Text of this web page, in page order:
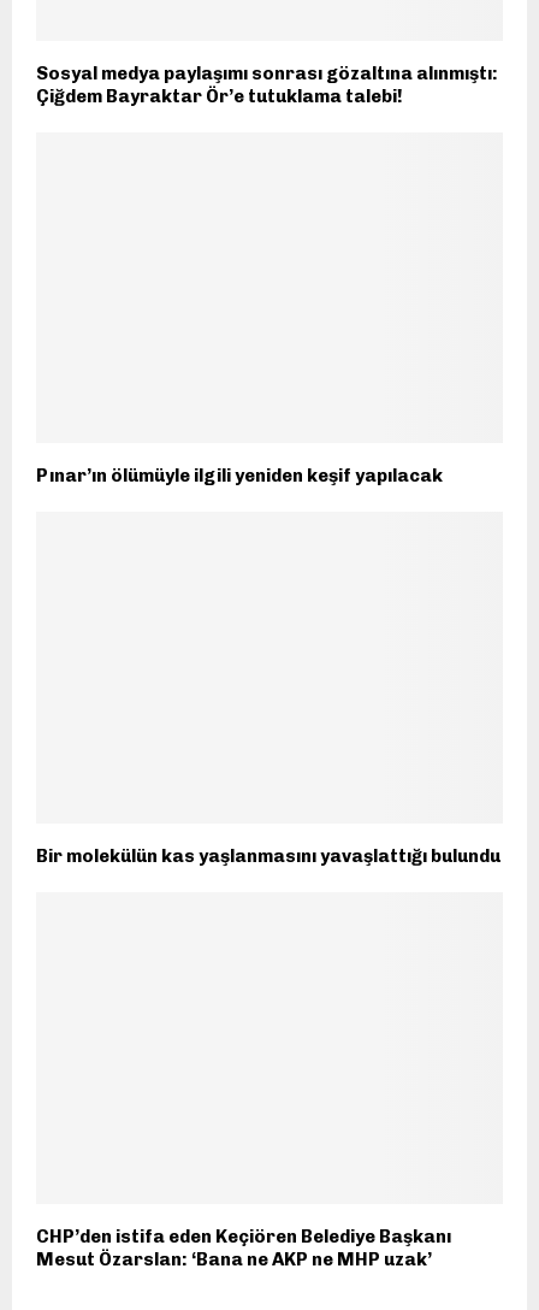
Sosyal medya paylaşımı sonrası gözaltına alınmıştı:
Çiğdem Bayraktar Ör’e tutuklama talebi!
Pınar’ın ölümüyle ilgili yeniden keşif yapılacak
Bir molekülün kas yaşlanmasını yavaşlattığı bulundu
CHP’den istifa eden Keçiören Belediye Başkanı
Mesut Özarslan: ‘Bana ne AKP ne MHP uzak’